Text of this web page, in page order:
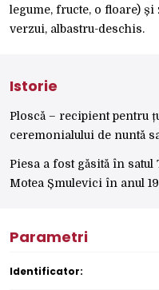
legume, fructe, o floare)
verzui, albastru-deschis.
Istorie
Ploscă – recipient pentru
ceremonialului de nuntă
Piesa a fost găsită în
Motea Șmulevici în anul
Parametri
Identificator: